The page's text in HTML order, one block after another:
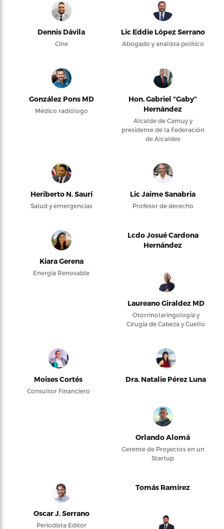
Dennis Dávila
Cine
Lic Eddie López Serrano
Abogado y analista político
González Pons MD
Médico radiólogo
Hon. Gabriel “Gaby”
Hernández
Alcalde de Camuy y
presidente de la Federación
de Alcaldes
Heriberto N. Saurí
Salud y emergencias
Lic Jaime Sanabria
Profesor de derecho
Kiara Gerena
Energía Renovable
Lcdo Josué Cardona
Hernández
Laureano Giraldez MD
Otorrinolaringología y
Cirugía de Cabeza y Cuello
Moises Cortés
Consultor Financiero
Dra. Natalie Pérez Luna
Orlando Alomá
Gerente de Proyectos en un
Startup
Oscar J. Serrano
Periodista Editor
Tomás Ramírez